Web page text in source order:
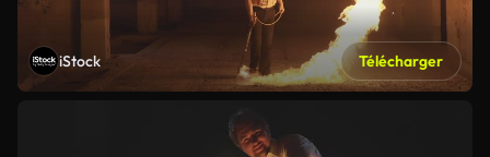
iStock Télécharger